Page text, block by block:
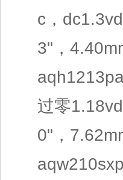
c，
3"，
过零
0"，